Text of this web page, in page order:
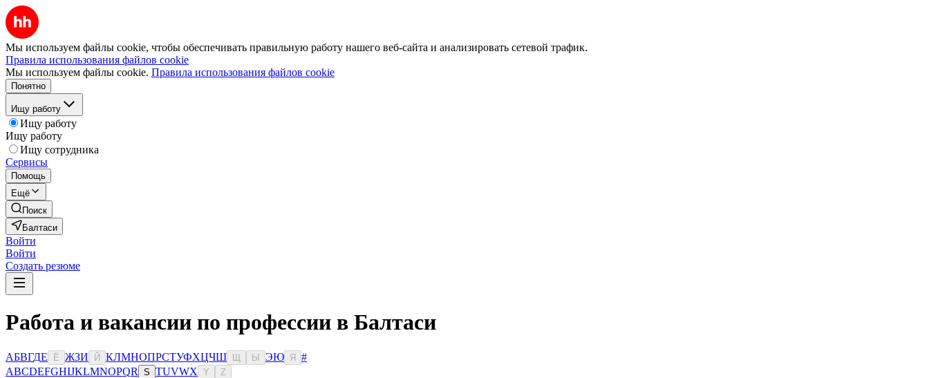
Мы используем файлы cookie, чтобы обеспечивать правильную работу нашего веб-сайта и анализировать сетевой трафик.
Правила использования файлов cookie
Мы используем файлы cookie. Правила использования файлов cookie
Понятно
Ищу работу
Ищу работу
Ищу работу
Ищу сотрудника
Сервисы
Помощь
Ещё
Поиск
Балтаси
Войти
Войти
Создать резюме
Работа и вакансии по профессии в Балтаси
АБВГДЕ Ё ЖЗИ Й КЛМНОПРСТУФХЦЧШ Ы ЭЮ Я
#
ABCDEFGHIJKLMNOPQR S TUVWX Y Z